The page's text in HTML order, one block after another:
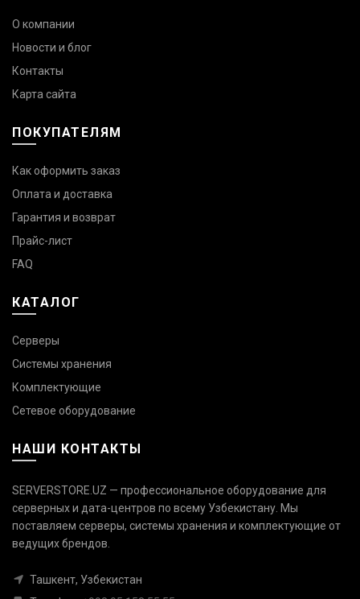
О компании
Новости и блог
Контакты
Карта сайта
ПОКУПАТЕЛЯМ
Как оформить заказ
Оплата и доставка
Гарантия и возврат
Прайс-лист
FAQ
КАТАЛОГ
Серверы
Системы хранения
Комплектующие
Сетевое оборудование
НАШИ КОНТАКТЫ
SERVERSTORE.UZ — профессиональное оборудование для
серверных и дата-центров по всему Узбекистану. Мы
поставляем серверы, системы хранения и комплектующие от
ведущих брендов.
Ташкент, Узбекистан
Связаться с нами